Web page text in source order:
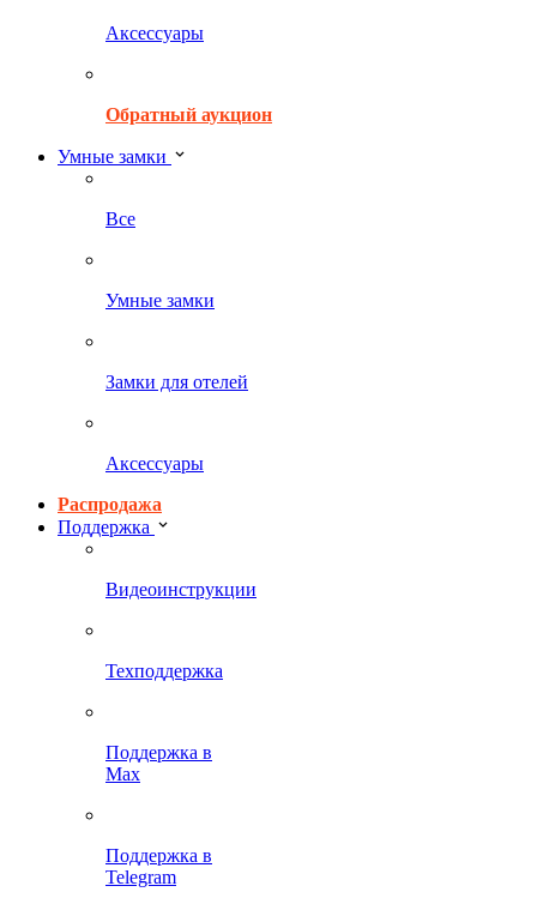
Аксессуары
Обратный аукцион
Умные замки
Все
Умные замки
Замки для отелей
Аксессуары
Распродажа
Поддержка
Видеоинструкции
Техподдержка
Поддержка в
Max
Поддержка в
Telegram